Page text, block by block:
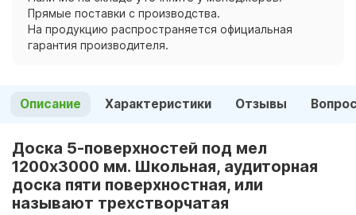
Прямые поставки с производства.
На продукцию распространяется официальная
гарантия производителя.
Описание Характеристики Отзывы
Доска 5-поверхностей под мел
1200х3000 мм. Школьная, аудиторная
доска пяти поверхностная, или
называют трехстворчатая